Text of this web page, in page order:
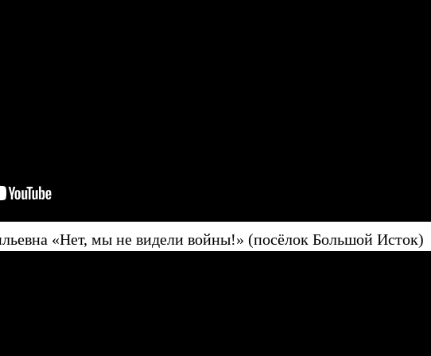
«Нет, мы не видели войны!» (посёлок Большой Исток)